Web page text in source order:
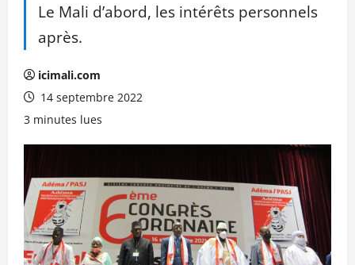
Le Mali d’abord, les intérêts personnels
après.
icimali.com
14 septembre 2022
3 minutes lues